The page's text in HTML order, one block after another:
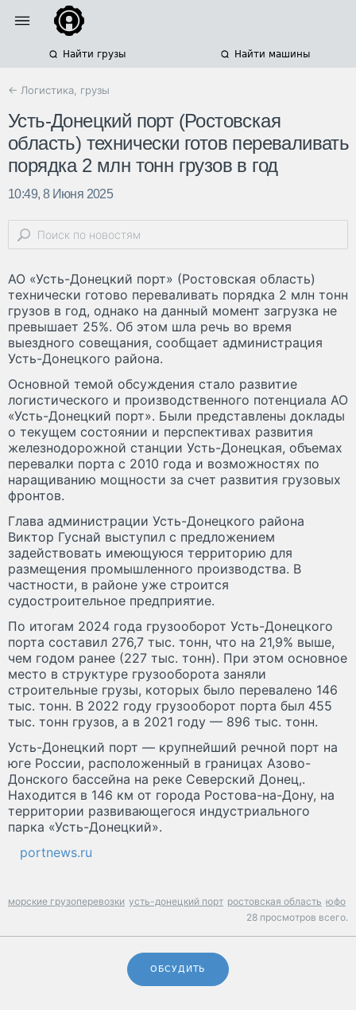
Найти грузы Найти машины
← Логистика, грузы
Усть-Донецкий порт (Ростовская
область) технически готов переваливать
порядка 2 млн тонн грузов в год
10:49, 8 Июня 2025
АО «Усть-Донецкий порт» (Ростовская область)
технически готово переваливать порядка 2 млн тонн
грузов в год, однако на данный момент загрузка не
превышает 25%. Об этом шла речь во время
выездного совещания, сообщает администрация
Усть-Донецкого района.
Основной темой обсуждения стало развитие
логистического и производственного потенциала АО
«Усть-Донецкий порт». Были представлены доклады
о текущем состоянии и перспективах развития
железнодорожной станции Усть-Донецкая, объемах
перевалки порта с 2010 года и возможностях по
наращиванию мощности за счет развития грузовых
фронтов.
Глава администрации Усть-Донецкого района
Виктор Гуснай выступил с предложением
задействовать имеющуюся территорию для
размещения промышленного производства. В
частности, в районе уже строится
судостроительное предприятие.
По итогам 2024 года грузооборот Усть-Донецкого
порта составил 276,7 тыс. тонн, что на 21,9% выше,
чем годом ранее (227 тыс. тонн). При этом основное
место в структуре грузооборота заняли
строительные грузы, которых было перевалено 146
тыс. тонн. В 2022 году грузооборот порта был 455
тыс. тонн грузов, а в 2021 году — 896 тыс. тонн.
Усть-Донецкий порт — крупнейший речной порт на
юге России, расположенный в границах Азово-
Донского бассейна на реке Северский Донец,.
Находится в 146 км от города Ростова-на-Дону, на
территории развивающегося индустриального
парка «Усть-Донецкий».
portnews.ru
морские грузоперевозки усть-донецкий порт ростовская область юфо
28 просмотров всего.
ОБСУДИТЬ